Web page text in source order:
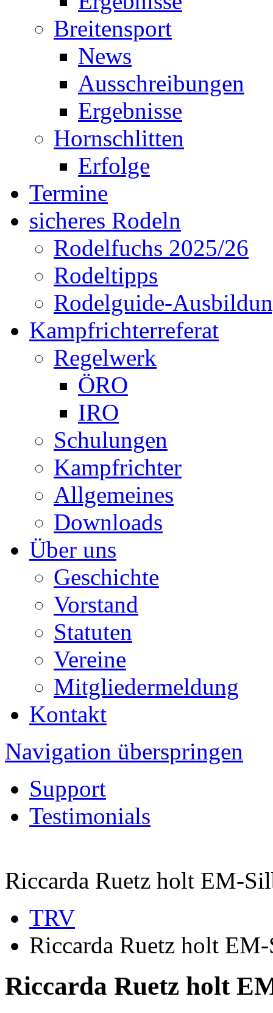
Breitensport
News
Ausschreibungen
Ergebnisse
Hornschlitten
Erfolge
Termine
sicheres Rodeln
Rodelfuchs 2025/26
Rodeltipps
Rodelguide-
Kampfrichterreferat
Regelwerk
ÖRO
IRO
Schulungen
Kampfrichter
Allgemeines
Downloads
Über uns
Geschichte
Vorstand
Statuten
Vereine
Mitgliedermeldung
Kontakt
Navigation überspringen
Support
Testimonials
Riccarda Ruetz holt EM-
TRV
Riccarda Ruetz holt
Riccarda Ruetz holt